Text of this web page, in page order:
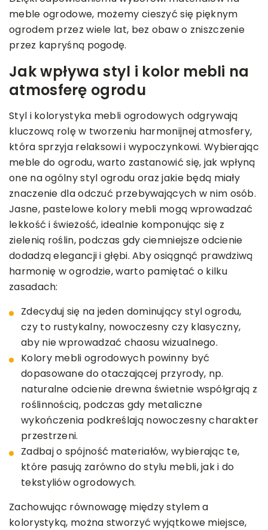
meble ogrodowe, możemy cieszyć się pięknym
ogrodem przez wiele lat, bez obaw o zniszczenie
przez kapryśną pogodę.
Jak wpływa styl i kolor mebli na
atmosferę ogrodu
Styl i kolorystyka mebli ogrodowych odgrywają
kluczową rolę w tworzeniu harmonijnej atmosfery,
która sprzyja relaksowi i wypoczynkowi. Wybierając
meble do ogrodu, warto zastanowić się, jak wpłyną
one na ogólny styl ogrodu oraz jakie będą miały
znaczenie dla odczuć przebywających w nim osób.
Jasne, pastelowe kolory mebli mogą wprowadzać
lekkość i świeżość, idealnie komponując się z
zielenią roślin, podczas gdy ciemniejsze odcienie
dodadzą elegancji i głębi. Aby osiągnąć prawdziwą
harmonię w ogrodzie, warto pamiętać o kilku
zasadach:
Zdecyduj się na jeden dominujący styl ogrodu,
czy to rustykalny, nowoczesny czy klasyczny,
aby nie wprowadzać chaosu wizualnego.
Kolory mebli ogrodowych powinny być
dopasowane do otaczającej przyrody, np.
naturalne odcienie drewna świetnie współgrają z
roślinnością, podczas gdy metaliczne
wykończenia podkreślają nowoczesny charakter
przestrzeni.
Zadbaj o spójność materiałów, wybierając te,
które pasują zarówno do stylu mebli, jak i do
tekstyliów ogrodowych.
Zachowując równowagę między stylem a
kolorystyką, można stworzyć wyjątkowe miejsce,